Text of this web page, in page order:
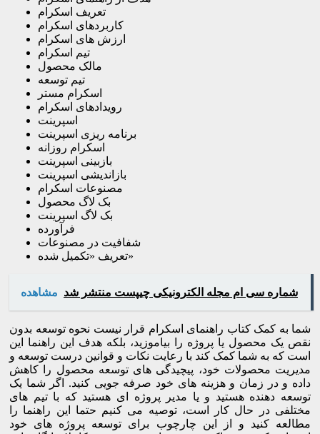
تعریف اسکرام
کاربردهای اسکرام
ارزش های اسکرام
تیم اسکرام
مالک محصول
تیم توسعه
اسکرام مستر
رویدادهای اسکرام
اسپرینت
برنامه ریزی اسپرینت
اسکرام روزانه
بازبینی اسپرینت
بازاندیشی اسپرینت
مصنوعات اسکرام
بک لاگ محصول
بک لاگ اسپرینت
فرآورده
شفافیت در مصنوعات
تعریف «تکمیل شده»
مشاهده شماره سی ام مجله الکترونیکی چیپست منتشر شد
شما به کمک کتاب راهنمای اسکرام قرار نیست نحوه توسعه بدون
نقص یک محصول یا پروژه را بیاموزید، بلکه هدف این راهنما این
است که به شما کمک کند با رعایت نکات و قوانین درست توسعه و
مدیریت محصولات خود، پیچیدگی های توسعه محصول را کاهش
داده و در زمان و هزینه های خود صرفه جویی کنید. اگر شما یک
توسعه دهنده هستید و یا مدیر پروژه ای هستید که با تیم های
مختلفی در حال کار است، توصیه می کنیم حتما این راهنما را
مطالعه کنید و از این چارچوب برای توسعه پروژه های خود